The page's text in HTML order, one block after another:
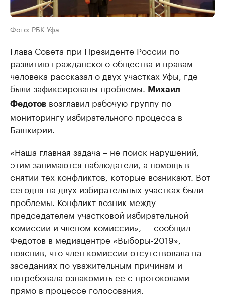
Фото: РБК Уфа
Глава Совета при Президенте России по
развитию гражданского общества и правам
человека рассказал о двух участках Уфы, где
были зафиксированы проблемы. Михаил
Федотов возглавил рабочую группу по
мониторингу избирательного процесса в
Башкирии.
«Наша главная задача – не поиск нарушений,
этим занимаются наблюдатели, а помощь в
снятии тех конфликтов, которые возникают. Вот
сегодня на двух избирательных участках были
проблемы. Конфликт возник между
председателем участковой избирательной
комиссии и членом комиссии», — сообщил
Федотов в медиацентре «Выборы-2019»,
пояснив, что член комиссии отсутствовала на
заседаниях по уважительным причинам и
потребовала ознакомить ее с протоколами
прямо в процессе голосования.